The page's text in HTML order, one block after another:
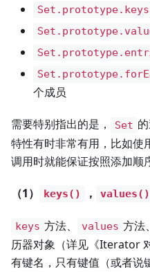
个成员
需要特别指出的是， Set
特性有时非常有用，比如使
调用时就能保证按照添加顺
（1） keys() ， values()
keys 方法、 values 方法、
历器对象（详见《Iterator
有键名，只有键值（或者说